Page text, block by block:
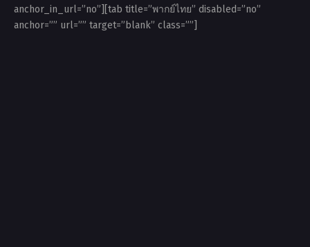
anchor_in_url=”no”][tab title=”พากย์ไทย” disabled=”no”
anchor=”” url=”” target=”blank” class=””]